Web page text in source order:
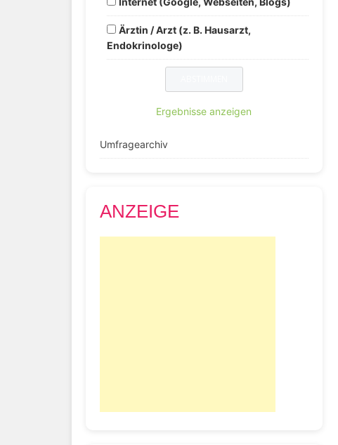
Ärztin / Arzt (z. B. Hausarzt,
Endokrinologe)
Ergebnisse anzeigen
Umfragearchiv
ANZEIGE